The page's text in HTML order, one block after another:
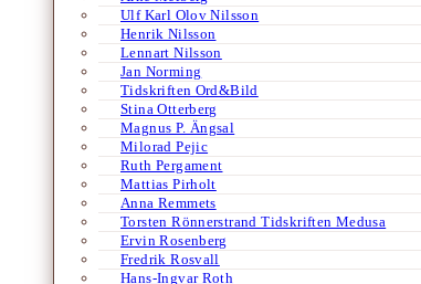
Ulf Karl Olov Nilsson
Henrik Nilsson
Lennart Nilsson
Jan Norming
Tidskriften Ord&Bild
Stina Otterberg
Magnus P. Ängsal
Milorad Pejic
Ruth Pergament
Mattias Pirholt
Anna Remmets
Torsten Rönnerstrand Tidskriften Medusa
Ervin Rosenberg
Fredrik Rosvall
Hans-Ingvar Roth